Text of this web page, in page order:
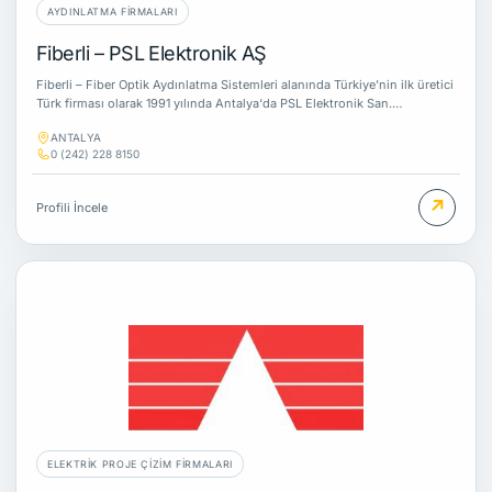
AYDINLATMA FIRMALARI
Fiberli – PSL Elektronik AŞ
Fiberli – Fiber Optik Aydınlatma Sistemleri alanında Türkiye’nin ilk üretici
Türk firması olarak 1991 yılında Antalya‘da PSL Elektronik San.…
ANTALYA
0 (242) 228 8150
Profili İncele ↗
ELEKTRIK PROJE ÇIZIM FIRMALARI